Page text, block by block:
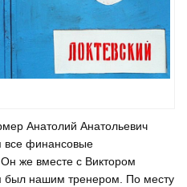
Анатолий Анатольевич
все финансовые
же вместе с Виктором
нашим тренером. По месту